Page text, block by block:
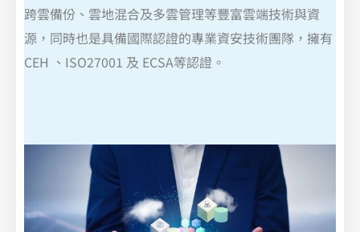
跨雲備份、雲地混合及多雲管理等豐富雲端技術與資
源，同時也是具備國際認證的專業資安技術團隊，擁有
CEH 、ISO27001 及 ECSA等認證。